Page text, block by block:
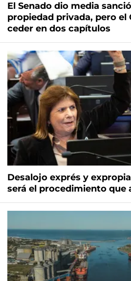
El Senado dio media
propiedad privada, pero el
ceder en dos capítulos
Desalojo exprés y
será el procedimiento que